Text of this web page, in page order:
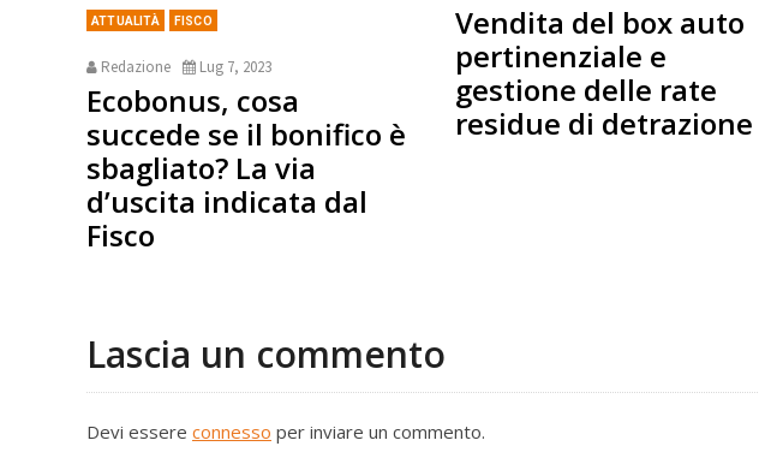
ATTUALITÀ FISCO
Redazione Lug 7, 2023
Ecobonus, cosa
succede se il bonifico è
sbagliato? La via
d’uscita indicata dal
Fisco
Vendita del box auto
pertinenziale e
gestione delle rate
residue di detrazione
Lascia un commento
Devi essere connesso per inviare un commento.